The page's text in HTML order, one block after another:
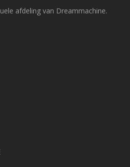
afdeling van Dreammachine.